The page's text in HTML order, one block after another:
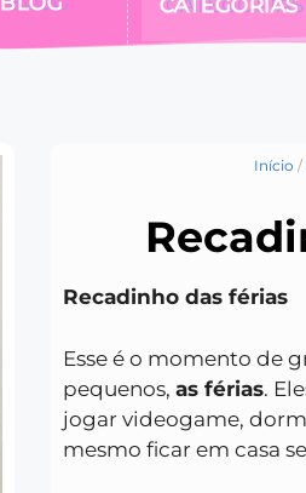
CATEGORIAS
Início /
Recadinho das férias
Esse é o momento de
pequenos, as férias.
jogar videogame,
mesmo ficar em casa